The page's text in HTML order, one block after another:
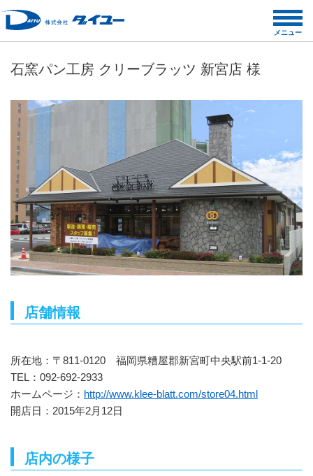
コ
テ
メニュー
石窯パン工房 クリーブラッツ 新宮店 様
店舗情報
所在地：〒811-0120 福岡県糟屋郡新宮町中央駅前1-1-20
TEL：092-692-2933
ホームページ： http://www.klee-blatt.com/store04.html
開店日：2015年2月12日
店内の様子